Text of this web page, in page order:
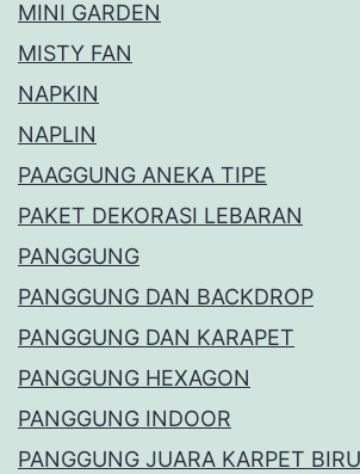
MINI GARDEN
MISTY FAN
NAPKIN
NAPLIN
PAAGGUNG ANEKA TIPE
PAKET DEKORASI LEBARAN
PANGGUNG
PANGGUNG DAN BACKDROP
PANGGUNG DAN KARAPET
PANGGUNG HEXAGON
PANGGUNG INDOOR
PANGGUNG JUARA KARPET BIRU